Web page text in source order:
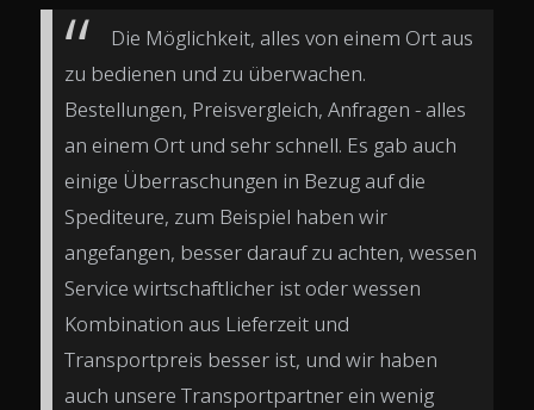
Die Möglichkeit, alles von einem Ort aus
zu bedienen und zu überwachen.
Bestellungen, Preisvergleich, Anfragen - alles
an einem Ort und sehr schnell. Es gab auch
einige Überraschungen in Bezug auf die
Spediteure, zum Beispiel haben wir
angefangen, besser darauf zu achten, wessen
Service wirtschaftlicher ist oder wessen
Kombination aus Lieferzeit und
Transportpreis besser ist, und wir haben
auch unsere Transportpartner ein wenig